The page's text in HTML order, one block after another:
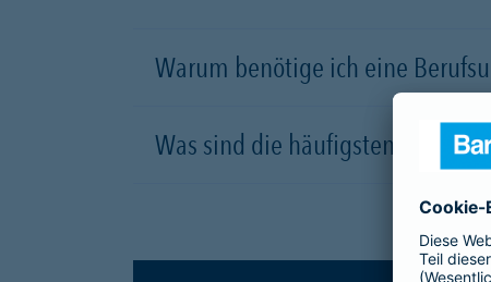
Warum benötige ich eine
Was sind die häufigsten